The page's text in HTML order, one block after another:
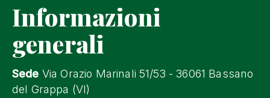
Informazioni
generali
Sede Via Orazio Marinali 51/53 - 36061 Bassano
del Grappa (VI)